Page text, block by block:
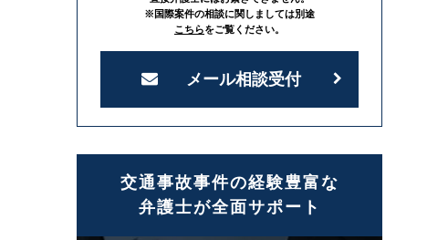
※国際案件の相談に関しましては別途
こちらをご覧ください。
メール相談受付
交通事故事件の経験豊富な
弁護士が全面サポート